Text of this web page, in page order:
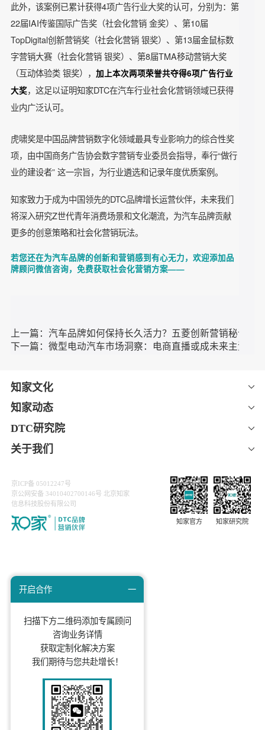
此外，该案例已累计获得4项广告行业大奖的认可，分别为：第
22届IAI传鉴国际广告奖（社会化营销 金奖）、第10届
TopDigital创新营销奖（社会化营销 银奖）、第13届金鼠标数
字营销大赛（社会化营销 银奖）、第8届TMA移动营销大奖
（互动体验类 银奖），加上本次两项荣誉共夺得6项广告行业
大奖，这足以证明知家DTC在汽车行业社会化营销领域已获得
业内广泛认可。
项，由中国商务广告协会数字营销专业委员会指导，奉行“做行
业的建设者” 这一宗旨，为行业遴选和记录年度优质案例。
将深入研究Z世代青年消费场景和文化潮流，为汽车品牌贡献
更多的创意策略和社会化营销玩法。
若您还在为汽车品牌的创新和营销感到有心无力，欢迎添加品
牌顾问微信咨询，免费获取社会化营销方案——
上一篇：汽车品牌如何保持长久活力？五菱创新营销
知家文化
DTC研究院
关于我们
京ICP备 05012247号
京公网安备 34010402700146号 北京知家
信息科技股份有限公司